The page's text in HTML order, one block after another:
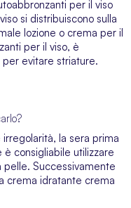
per il viso
si distribuiscono sulla
lozione o crema per il
per il viso, è
evitare striature.
la sera prima
consigliabile utilizzare
pelle. Successivamente
crema idratante crema